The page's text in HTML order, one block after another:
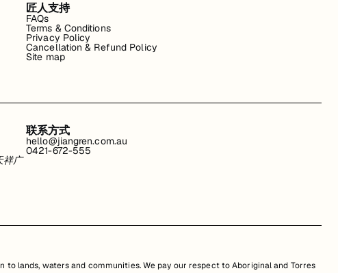
匠人支持
FAQs
Terms & Conditions
Privacy Policy
Cancellation & Refund Policy
Site map
祥广
联系方式
hello@jiangren.com.au
0421-672-555
lands, waters and communities. We pay our respect to Aboriginal and Torres